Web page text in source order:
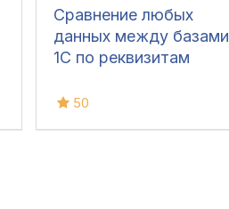
Сравнение любых
данных между базами
1С по реквизитам
50